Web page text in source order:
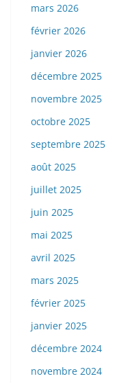
mars 2026
février 2026
janvier 2026
décembre 2025
novembre 2025
octobre 2025
septembre 2025
août 2025
juillet 2025
juin 2025
mai 2025
avril 2025
mars 2025
février 2025
janvier 2025
décembre 2024
novembre 2024